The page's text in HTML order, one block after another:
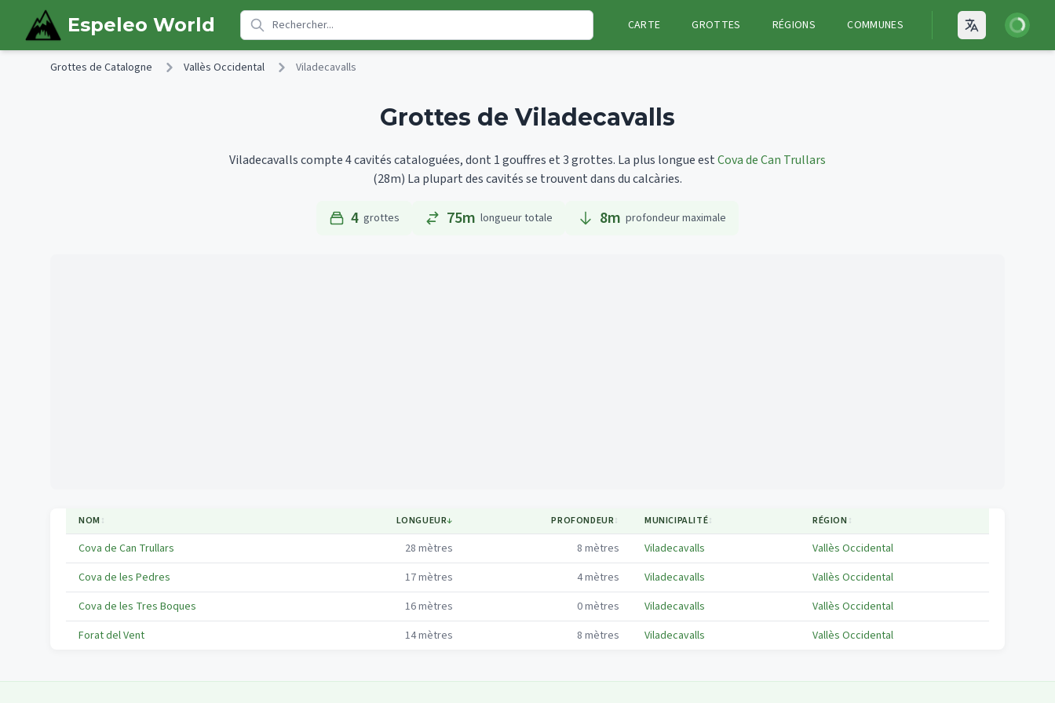
Skip to main content
Espeleo World CARTE GROTTES RÉGIONS COMMUNES Open
Connexion
Grottes de Catalogne Vallès Occidental Viladecavalls
Grottes de Viladecavalls
Viladecavalls compte 4 cavités cataloguées, dont 1 gouffres et 3 grottes. La plus longue estCova de Can Trullars
(28m) La plupart des cavités se trouvent dans du calcàries.
4 grottes 75m longueur totale 8m profondeur maximale
NOM ↕ LONGUEUR↓ PROFONDEUR↕ MUNICIPALITÉ↕ RÉGION ↕
Cova de Can Trullars 28 mètres 8 mètres Viladecavalls
Vallès Occidental
Cova de les Pedres
17mètres 4mètres Viladecavalls
Vallès Occidental
Cova de les Tres Boques
16mètres 0mètres Viladecavalls
Vallès Occidental
Forat del Vent
14mètres 8 mètres Viladecavalls Vallès Occidental